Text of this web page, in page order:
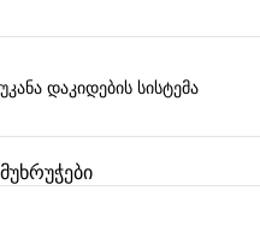
უკანა დაკიდების სისტემა
მუხრუჭები